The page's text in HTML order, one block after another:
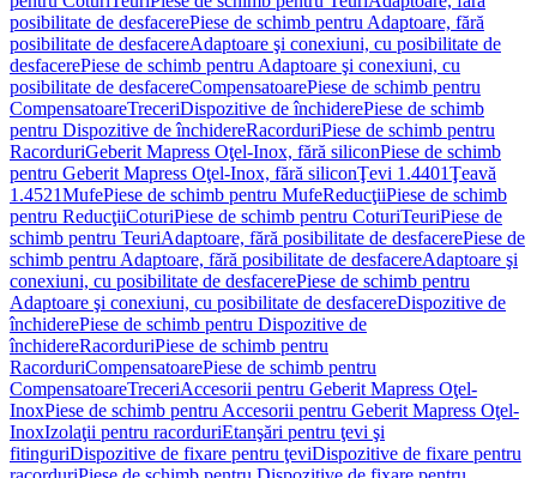
posibilitate de desfacerePiese de schimb pentru Adaptoare, fără
posibilitate de desfacereAdaptoare şi conexiuni, cu posibilitate de
desfacerePiese de schimb pentru Adaptoare şi conexiuni, cu
posibilitate de desfacereCompensatoarePiese de schimb pentru
CompensatoareTreceriDispozitive de închiderePiese de schimb
pentru Dispozitive de închidereRacorduriPiese de schimb pentru
RacorduriGeberit Mapress Oţel-Inox, fără siliconPiese de schimb
pentru Geberit Mapress Oţel-Inox, fără siliconŢevi 1.4401Ţeavă
1.4521MufePiese de schimb pentru MufeReducţiiPiese de schimb
pentru ReducţiiCoturiPiese de schimb pentru CoturiTeuriPiese de
schimb pentru TeuriAdaptoare, fără posibilitate de desfacerePiese de
schimb pentru Adaptoare, fără posibilitate de desfacereAdaptoare şi
conexiuni, cu posibilitate de desfacerePiese de schimb pentru
Adaptoare şi conexiuni, cu posibilitate de desfacereDispozitive de
închiderePiese de schimb pentru Dispozitive de
închidereRacorduriPiese de schimb pentru
RacorduriCompensatoarePiese de schimb pentru
CompensatoareTreceriAccesorii pentru Geberit Mapress Oţel-
InoxPiese de schimb pentru Accesorii pentru Geberit Mapress Oţel-
InoxIzolaţii pentru racorduriEtanşări pentru ţevi şi
fitinguriDispozitive de fixare pentru ţeviDispozitive de fixare pentru